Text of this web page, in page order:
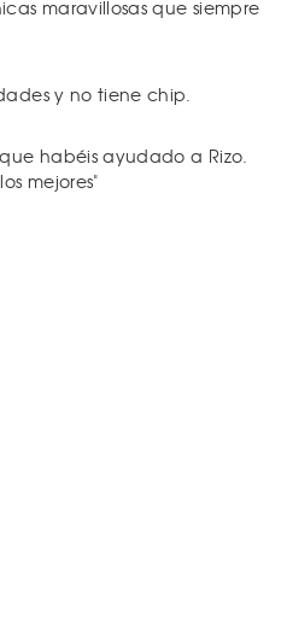
maravillosas que siempre
y no tiene chip.
habéis ayudado a Rizo.
mejores"